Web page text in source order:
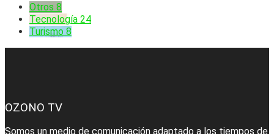
Otros 8
Tecnología 24
Turismo 8
OZONO TV
Somos un medio de comunicación adaptado a los tiempos de